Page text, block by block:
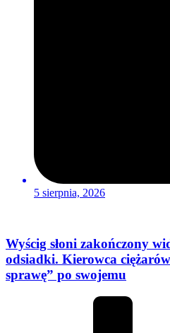
5 sierpnia, 2026
Wyścig słoni zakończony
odsiadki. Kierowca
sprawę” po swojemu